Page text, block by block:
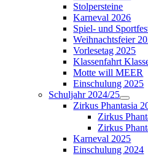
Stolpersteine
Karneval 2026
Spiel- und
Weihnachtsfeier
Vorlesetag 2025
Klassenfahrt
Motte will MEER
Einschulung 2025
Schuljahr 2024/25
Zirkus Phantasia
Zirkus
Zirkus
Karneval 2025
Einschulung 2024